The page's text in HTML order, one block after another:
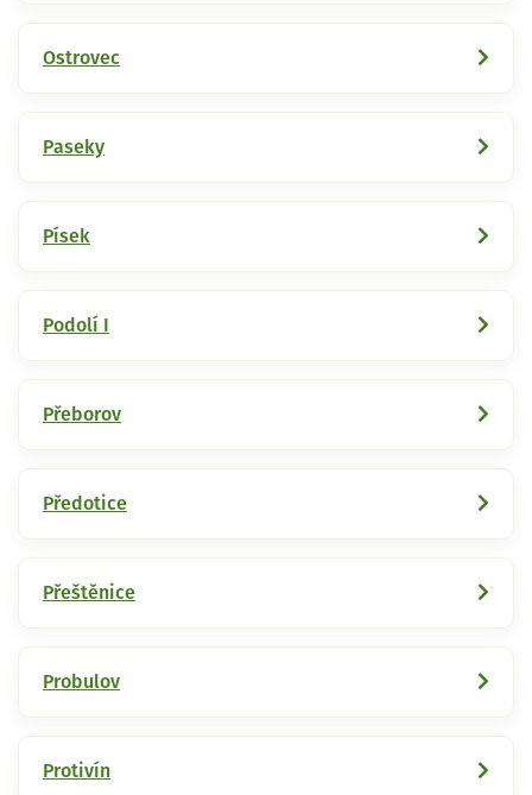
Ostrovec
Paseky
Písek
Podolí I
Přeborov
Předotice
Přeštěnice
Probulov
Protivín